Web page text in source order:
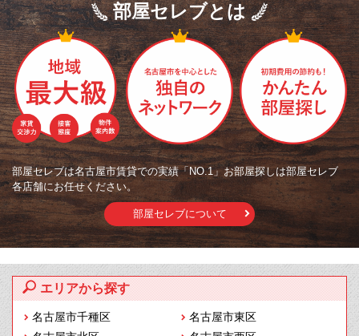
部屋セレブとは
部屋セレブは名古屋市賃貸での実績「NO.1」お部屋探しは部屋セレブ
各店舗にお任せください。
部屋セレブについて
エリアから探す
名古屋市千種区
名古屋市東区